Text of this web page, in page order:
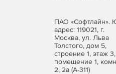
Создание
Еще более
Несколько
Поддержка
ПАО «Софтлайн».
адрес: 119021, г.
Москва, ул. Льва
Толстого, дом 5,
строение 1, этаж 3,
помещение 1,
2, 2а (А-311)